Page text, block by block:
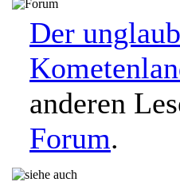
Der
anderen
Forum.